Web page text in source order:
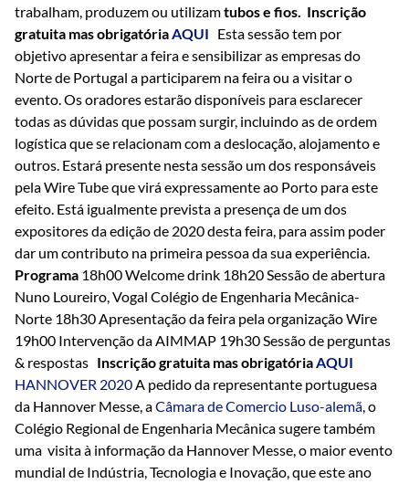
trabalham, produzem ou utilizamtubos e fios. Inscrição
gratuita mas obrigatóriaAQUI Esta sessão tem por
objetivo apresentar a feira e sensibilizar as empresas do
Norte de Portugal a participarem na feira ou a visitar o
evento. Os oradores estarão disponíveis para esclarecer
todas as dúvidas que possam surgir, incluindo as de ordem
logística que se relacionam com a deslocação, alojamento e
outros. Estará presente nesta sessão um dos responsáveis
pela Wire Tube que virá expressamente ao Porto para este
efeito. Está igualmente prevista a presença de um dos
expositores da edição de 2020 desta feira, para assim poder
dar um contributo na primeira pessoa da sua experiência.
Programa 18h00 Welcome drink 18h20 Sessão de abertura
Nuno Loureiro, Vogal Colégio de Engenharia Mecânica-
Norte 18h30 Apresentação da feira pela organização Wire
19h00 Intervenção da AIMMAP 19h30 Sessão de perguntas
& respostas Inscrição gratuita mas obrigatóriaAQUI
HANNOVER 2020A pedido da representante portuguesa
da Hannover Messe, aCâmara de Comercio Luso-alemã, o
Colégio Regional de Engenharia Mecânica sugere também
uma visita à informação da Hannover Messe, o maior evento
mundial de Indústria, Tecnologia e Inovação, que este ano